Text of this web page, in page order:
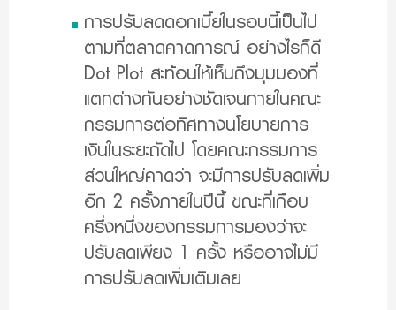
การปรับลดดอกเบี้ยในรอบนี้เป็นไป
ตามที่ตลาดคาดการณ์ อย่างไรก็ดี
Dot Plot สะท้อนให้เห็นถึงมุมมองที่
แตกต่างกันอย่างชัดเจนภายในคณะ
กรรมการต่อทิศทางนโยบายการ
เงินในระยะถัดไป โดยคณะกรรมการ
ส่วนใหญ่คาดว่า จะมีการปรับลดเพิ่ม
อีก 2 ครั้งภายในปีนี้ ขณะที่เกือบ
ครึ่งหนึ่งของกรรมการมองว่าจะ
ปรับลดเพียง 1 ครั้ง หรืออาจไม่มี
การปรับลดเพิ่มเติมเลย